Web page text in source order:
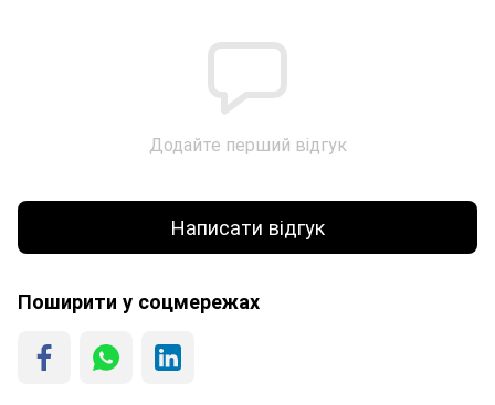
Додайте перший відгук
Написати відгук
Поширити у соцмережах